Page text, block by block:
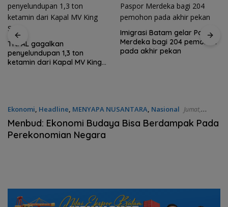
TNI AL gagalkan
penyelundupan 1,3 ton
ketamin dari Kapal MV King
Imigrasi Batam gelar Paspor
Merdeka bagi 204 pemohon
pada akhir pekan
Ekonomi, Headline, MENYAPA NUSANTARA, Nasional Jumat,
02/05/2025 - 12:54 WIB
Menbud: Ekonomi Budaya Bisa Berdampak Pada
Perekonomian Negara